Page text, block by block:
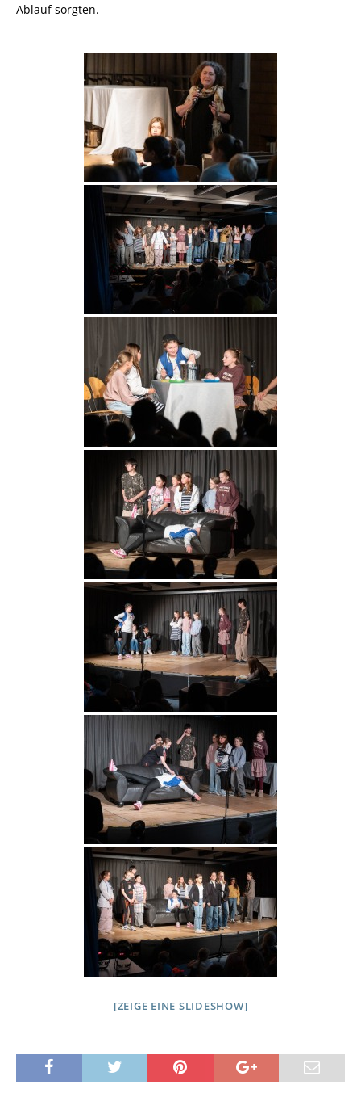
Ablauf sorgten.
[ZEIGE EINE SLIDESHOW]